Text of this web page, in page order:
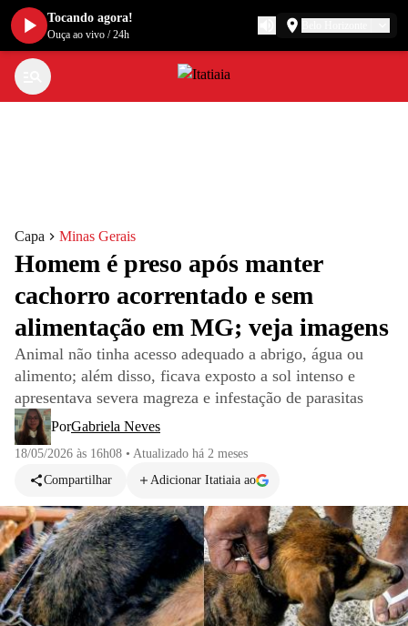
Capa Minas Gerais
Homem é preso após manter
cachorro acorrentado e sem
alimentação em MG; veja imagens
Animal não tinha acesso adequado a abrigo, água ou
alimento; além disso, ficava exposto a sol intenso e
apresentava severa magreza e infestação de parasitas
PorGabriela Neves
18/05/2026 às 16h08 • Atualizado há 2 meses
Compartilhar
Adicionar Itatiaia ao
Tocando agora!
Ouça ao vivo /24h